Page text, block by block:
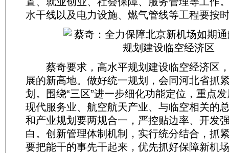
水干线以及电力设施、燃气管线等工程要按
蔡奇要求，高水平规划建设临空经济区
展的新高地。做好统一规划，会同河北省抓
划。围绕“三区”进一步细化功能定位，重点
现代服务业、航空航天产业、与临空相关的
和产业规划要两规合一，严控贴边率、开发
白。创新管理体制机制，实行统分结合，抓
要把能干的事先干起来，优先抓好保障新机